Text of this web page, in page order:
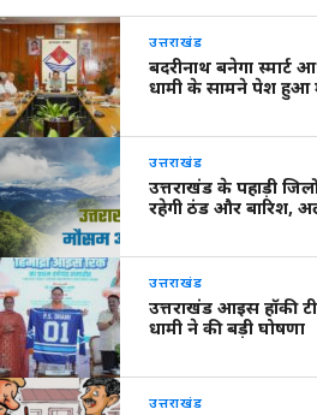
उत्तराखंड
बदरीनाथ बनेगा स्मार्ट
धामी के सामने पेश हुआ
उत्तराखंड
उत्तराखंड के पहाड़ी
रहेगी ठंड और बारिश,
उत्तराखंड
उत्तराखंड आइस हॉकी
धामी ने की बड़ी घोषणा
उत्तराखंड